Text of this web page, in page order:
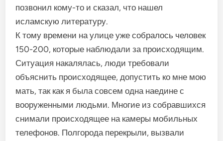
позвонил кому-то и сказал, что нашел
исламскую литературу.
К тому времени на улице уже собралось человек
150-200, которые наблюдали за происходящим.
Ситуация накалялась, люди требовали
объяснить происходящее, допустить ко мне мою
мать, так как я была совсем одна наедине с
вооруженными людьми. Многие из собравшихся
снимали происходящее на камеры мобильных
телефонов. Полгорода перекрыли, вызвали